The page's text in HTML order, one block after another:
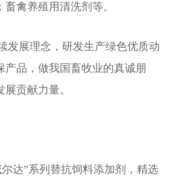
禽养殖用清洗剂等。
展理念，研发生产绿色优质动
产品，做我国畜牧业的真诚朋
贡献力量。
”系列替抗饲料添加剂，精选